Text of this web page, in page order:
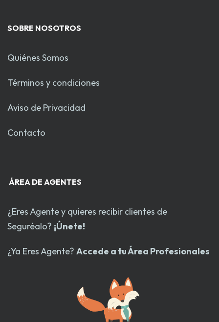
SOBRE NOSOTROS
Quiénes Somos
Términos y condiciones
Aviso de Privacidad
Contacto
ÁREA DE AGENTES
¿Eres Agente y quieres recibir clientes de
Seguréalo? ¡Únete!
¿Ya Eres Agente? Accede a tu Área Profesionales